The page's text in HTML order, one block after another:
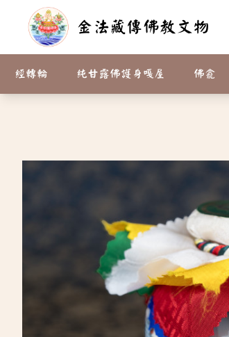
金法藏傳佛教文物
彩繪.貼金.純銅.合金 佛像
經轉輪 純甘露佛護身嘎屋 佛龕